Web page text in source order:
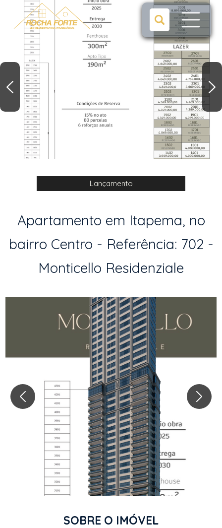
Lançamento
Apartamento em Itapema, no
bairro Centro - Referência: 702 -
Monticello Residenziale
SOBRE O IMÓVEL